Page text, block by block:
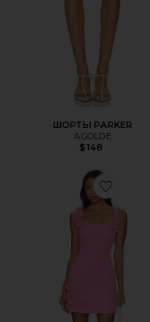
ШОРТЫ PARKER
AGOLDE
$148
Favorite